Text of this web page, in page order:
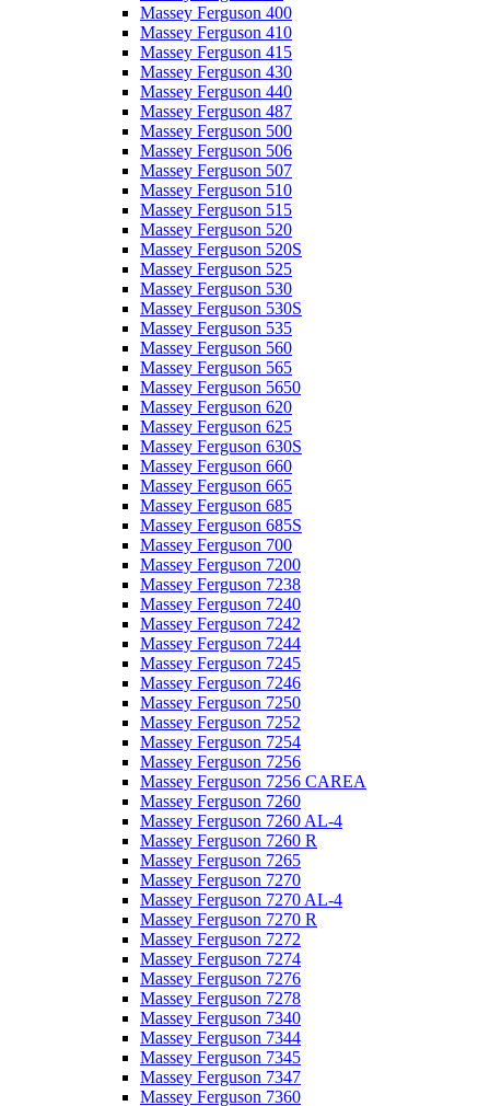
Massey Ferguson 400
Massey Ferguson 410
Massey Ferguson 415
Massey Ferguson 430
Massey Ferguson 440
Massey Ferguson 487
Massey Ferguson 500
Massey Ferguson 506
Massey Ferguson 507
Massey Ferguson 510
Massey Ferguson 515
Massey Ferguson 520
Massey Ferguson 520S
Massey Ferguson 525
Massey Ferguson 530
Massey Ferguson 530S
Massey Ferguson 535
Massey Ferguson 560
Massey Ferguson 565
Massey Ferguson 5650
Massey Ferguson 620
Massey Ferguson 625
Massey Ferguson 630S
Massey Ferguson 660
Massey Ferguson 665
Massey Ferguson 685
Massey Ferguson 685S
Massey Ferguson 700
Massey Ferguson 7200
Massey Ferguson 7238
Massey Ferguson 7240
Massey Ferguson 7242
Massey Ferguson 7244
Massey Ferguson 7245
Massey Ferguson 7246
Massey Ferguson 7250
Massey Ferguson 7252
Massey Ferguson 7254
Massey Ferguson 7256
Massey Ferguson 7256 CAREA
Massey Ferguson 7260
Massey Ferguson 7260 AL-4
Massey Ferguson 7260 R
Massey Ferguson 7265
Massey Ferguson 7270
Massey Ferguson 7270 AL-4
Massey Ferguson 7270 R
Massey Ferguson 7272
Massey Ferguson 7274
Massey Ferguson 7276
Massey Ferguson 7278
Massey Ferguson 7340
Massey Ferguson 7344
Massey Ferguson 7345
Massey Ferguson 7347
Massey Ferguson 7360